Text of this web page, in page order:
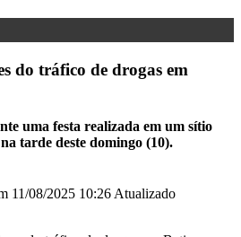
do tráfico de drogas em
uma festa realizada em um sítio
tarde deste domingo (10).
11/08/2025 10:26 Atualizado